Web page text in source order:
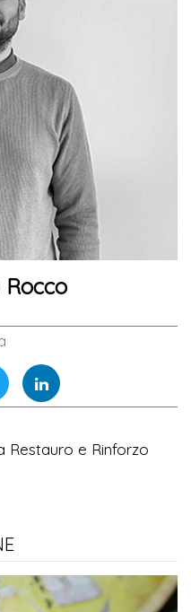
Rocco
Restauro e Rinforzo